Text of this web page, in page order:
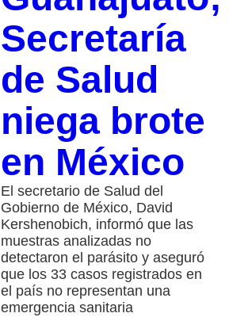
Secretaría
de Salud
niega brote
en México
El secretario de Salud del
Gobierno de México, David
Kershenobich, informó que las
muestras analizadas no
detectaron el parásito y aseguró
que los 33 casos registrados en
el país no representan una
emergencia sanitaria